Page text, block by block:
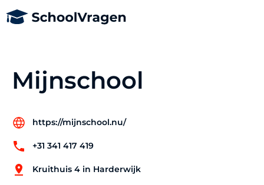
Mijnschool
https://mijnschool.nu/
+31 341 417 419
Kruithuis 4 in Harderwijk